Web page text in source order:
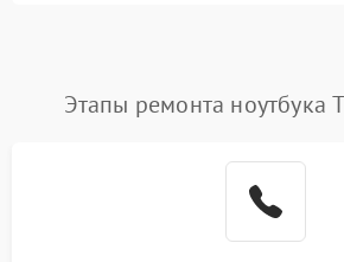
Этапы ремонта ноутбука